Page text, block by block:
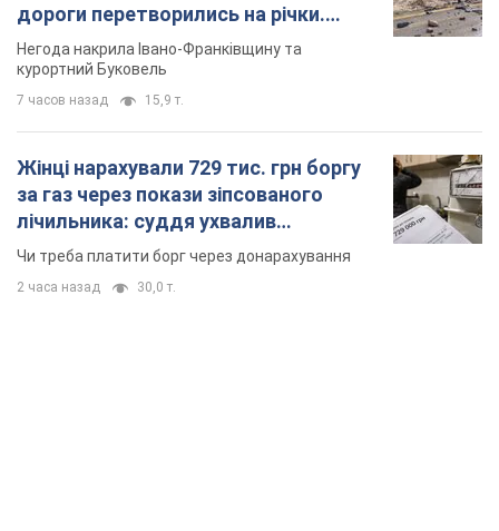
дороги перетворились на річки.
Відео
Негода накрила Івано-Франківщину та
курортний Буковель
7 часов назад 15,9 т.
Жінці нарахували 729 тис. грн боргу
за газ через покази зіпсованого
лічильника: суддя ухвалив
неочікуване рішення
Чи треба платити борг через донарахування
2 часа назад 30,0 т.